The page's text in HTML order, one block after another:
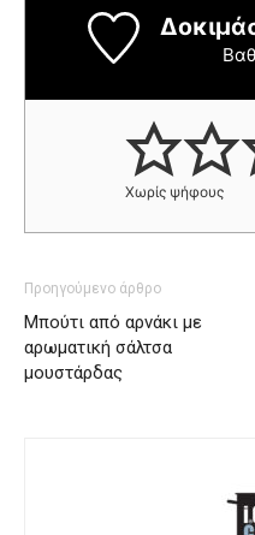
Χωρίς ψήφους
Προηγούμενο άρθρο
Μπούτι από αρνάκι με
αρωματική σάλτσα
μουστάρδας